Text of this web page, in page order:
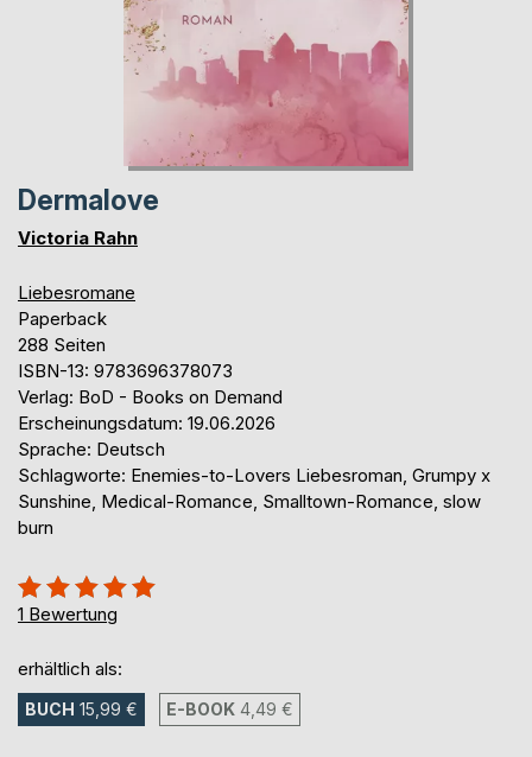
Dermalove
Victoria Rahn
Liebesromane
Paperback
288 Seiten
ISBN-13: 9783696378073
Verlag: BoD - Books on Demand
Erscheinungsdatum: 19.06.2026
Sprache: Deutsch
Schlagworte: Enemies-to-Lovers Liebesroman, Grumpy x
Sunshine, Medical-Romance, Smalltown-Romance, slow
burn
Bewertung::
100%
1 Bewertung
erhältlich als:
BUCH 15,99 € E-BOOK 4,49 €